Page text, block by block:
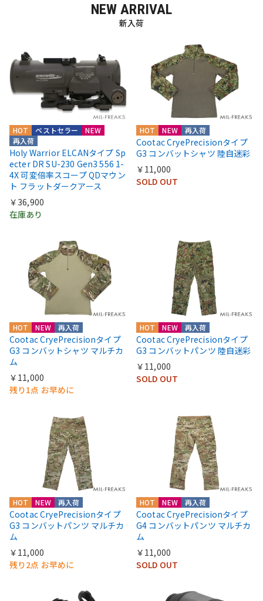
NEW ARRIVAL
新入荷
HOT
NEW
再入荷
ベストセラー
Holy Warrior ELCANタイプ Sp
ecter DR SU-230 Gen3 556 1-
4X 可変倍率スコープ QDマウン
ト フラットダークアース
￥36,900
在庫あり
HOT NEW 再入荷
Cootac CryePrecisionタイプ
G3 コンバットシャツ 陸自迷彩
￥11,000
SOLD OUT
HOT NEW 再入荷
Cootac CryePrecisionタイプ
G3 コンバットシャツ マルチカ
ム
￥11,000
残り1点 お早めに
HOT NEW 再入荷
Cootac CryePrecisionタイプ
G3 コンバットパンツ 陸自迷彩
￥11,000
SOLD OUT
HOT NEW 再入荷
Cootac CryePrecisionタイプ
G3 コンバットパンツ マルチカ
ム
￥11,000
残り2点 お早めに
HOT NEW 再入荷
Cootac CryePrecisionタイプ
G4 コンバットパンツ マルチカ
ム
￥11,000
SOLD OUT